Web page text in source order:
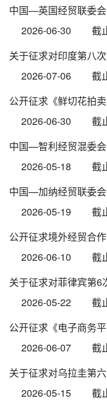
中国—英国经贸联委
2026-06-30
截
关于征求对印度第八
2026-07-06
截
2026-06-30
截
中国—智利经贸混委
2026-05-18
截
中国—加纳经贸联委
2026-05-19
截
2026-06-10
截
关于征求对菲律宾第6
2026-05-22
截
2026-06-07
截
关于征求对乌拉圭第
2026-05-15
截